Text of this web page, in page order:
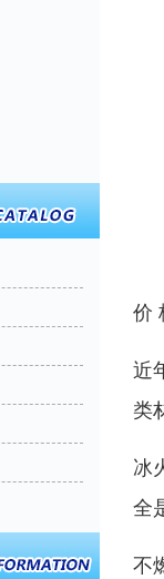
价
近
类
冰
全
不